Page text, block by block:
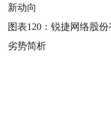
新动向
图表120：锐捷网络股
劣势简析